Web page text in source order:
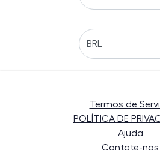
Termos de
POLÍTICA DE
Ajuda
Contate-nos